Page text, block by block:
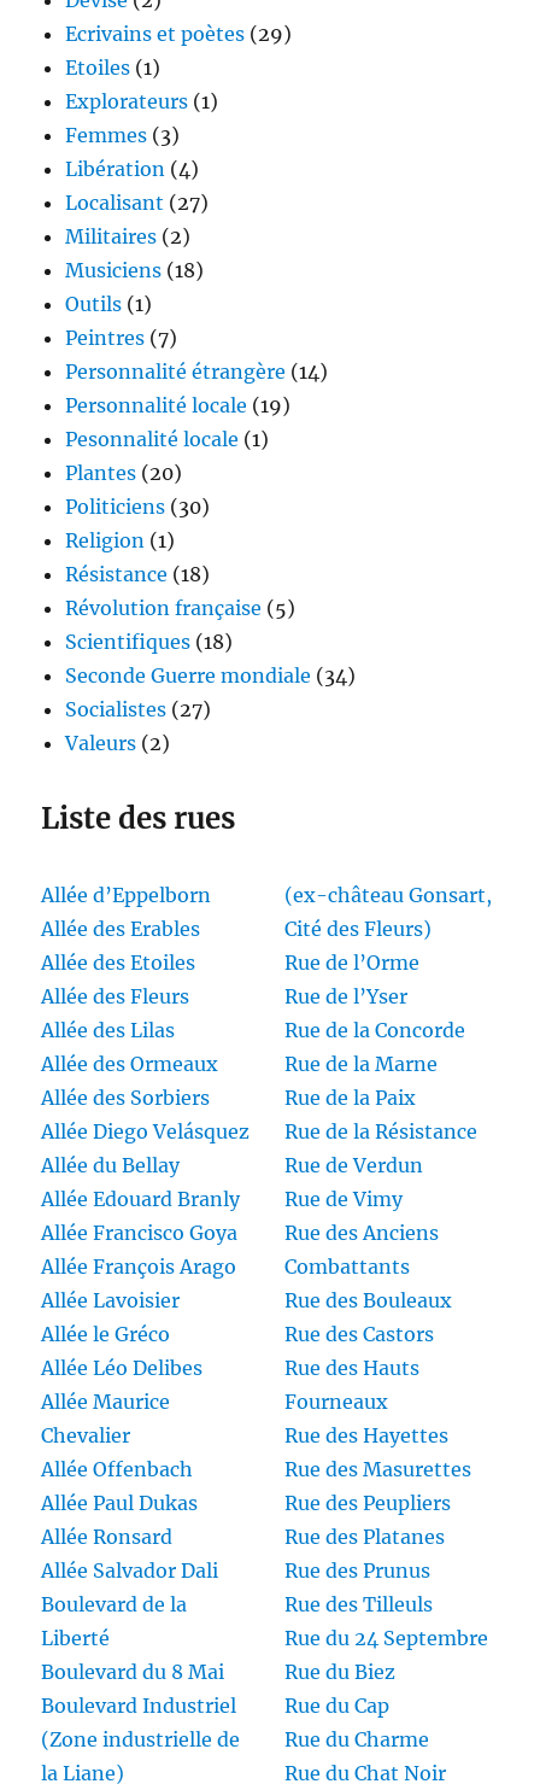
Ecrivains et poètes (29)
Etoiles (1)
Explorateurs (1)
Femmes (3)
Libération (4)
Localisant (27)
Militaires (2)
Musiciens (18)
Outils (1)
Peintres (7)
Personnalité étrangère (14)
Personnalité locale (19)
Pesonnalité locale (1)
Plantes (20)
Politiciens (30)
Religion (1)
Résistance (18)
Révolution française (5)
Scientifiques (18)
Seconde Guerre mondiale (34)
Socialistes (27)
Valeurs (2)
Liste des rues
Allée d’Eppelborn
Allée des Erables
Allée des Etoiles
Allée des Fleurs
Allée des Lilas
Allée des Ormeaux
Allée des Sorbiers
Allée Diego Velásquez
Allée du Bellay
Allée Edouard Branly
Allée Francisco Goya
Allée François Arago
Allée Lavoisier
Allée le Gréco
Allée Léo Delibes
Allée Maurice
Chevalier
Allée Offenbach
Allée Paul Dukas
Allée Ronsard
Allée Salvador Dali
Boulevard de la
Liberté
Boulevard du 8 Mai
Boulevard Industriel
(Zone industrielle de
la Liane)
(ex-château Gonsart,
Cité des Fleurs)
Rue de l’Orme
Rue de l’Yser
Rue de la Concorde
Rue de la Marne
Rue de la Paix
Rue de la Résistance
Rue de Verdun
Rue de Vimy
Rue des Anciens
Combattants
Rue des Bouleaux
Rue des Castors
Rue des Hauts
Fourneaux
Rue des Hayettes
Rue des Masurettes
Rue des Peupliers
Rue des Platanes
Rue des Prunus
Rue des Tilleuls
Rue du 24 Septembre
Rue du Biez
Rue du Cap
Rue du Charme
Rue du Chat Noir